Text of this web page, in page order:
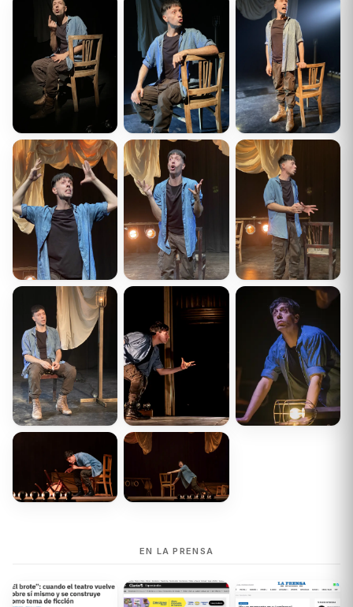
EN LA PRENSA